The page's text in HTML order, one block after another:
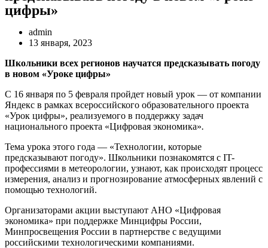
цифры»
admin
13 января, 2023
Школьники всех регионов научатся предсказывать погоду
в новом «Уроке цифры»
С 16 января по 5 февраля пройдет новый урок — от компании
Яндекс в рамках всероссийского образовательного проекта
«Урок цифры», реализуемого в поддержку задач
национального проекта «Цифровая экономика».
Тема урока этого года — «Технологии, которые
предсказывают погоду». Школьники познакомятся с IT-
профессиями в метеорологии, узнают, как происходят процесс
измерения, анализ и прогнозирование атмосферных явлений с
помощью технологий.
Организаторами акции выступают АНО «Цифровая
экономика» при поддержке Минцифры России,
Минпросвещения России в партнерстве с ведущими
российскими технологическими компаниями.